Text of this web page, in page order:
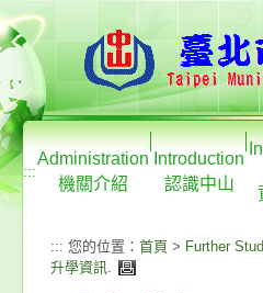
:::
Administration
機關介紹
Introduction
認識中山
::: 您的位置： 首頁 > Further
升學資訊.